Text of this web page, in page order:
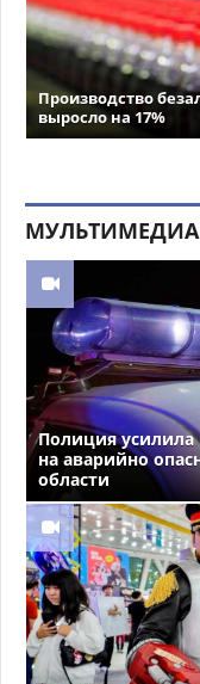
Производство
выросло на 17%
МУЛЬТИМЕДИА
Полиция
на аварийно
области